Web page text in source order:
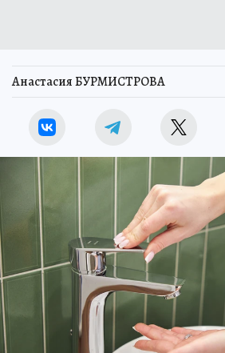
Анастасия БУРМИСТРОВА